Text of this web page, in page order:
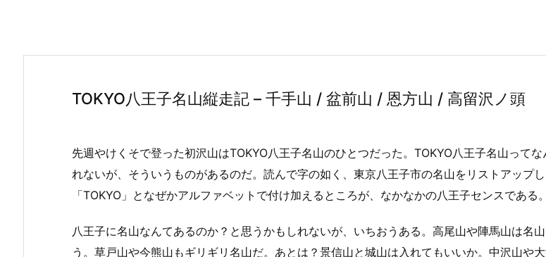
TOKYO八王子名山縦走記 – 千手山 / 盆前山 / 恩方山 / 高留沢ノ頭
先週やけくそで登った初沢山はTOKYO八王子名山のひとつだった。TOKYO八王子名山って
れないが、そういうものがあるのだ。読んで字の如く、東京八王子市の名山をリストアップ
「TOKYO」となぜかアルファベットで付け加えるところが、なかなかの八王子センスである。
八王子に名山なんてあるのか？と思うかもしれないが、いちおうある。高尾山や陣馬山は名
う。草戸山や今熊山もギリギリ名山だ。あとは？景信山と城山は入れてもいいか。中沢山や